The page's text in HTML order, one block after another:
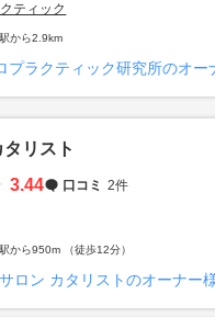
ティック
から2.9km
プラクティック研究所のオー
リスト
3.44
口コミ 2件
から950m （徒歩12分）
ロン カタリストのオーナー